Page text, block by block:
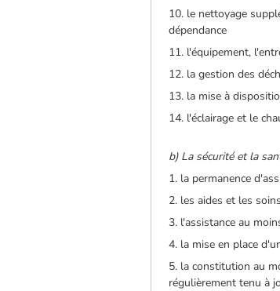
10. le nettoyage
dépendance
11. l'équipement,
12. la gestion des
13. la mise à
14. l'éclairage et le
b) La sécurité et la
1. la permanence
2. les aides et les
3. l'assistance au
4. la mise en place
5. la constitution au
régulièrement tenu à